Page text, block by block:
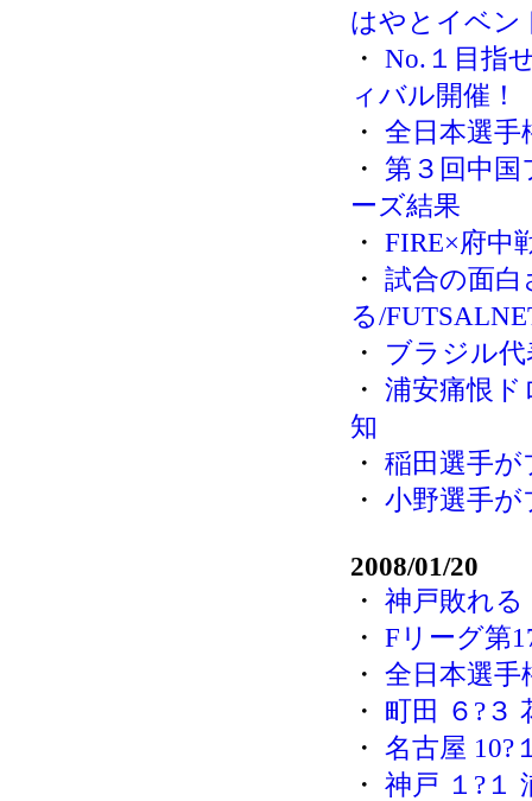
はやとイベン
・ No.１目指
ィバル開催！
・ 全日本選手
・ 第３回中
ーズ結果
・ FIRE×府中
・ 試合の面
る/
・ ブラジル
・ 浦安痛恨ド
知
・ 稲田選手
・ 小野選手
2008/01/20
・ 神戸敗れる
・ Fリーグ第
・ 全日本選手
・ 町田 ６?３
・ 名古屋 10?
・ 神戸 １?１